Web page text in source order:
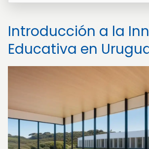
Introducción a la
Educativa en